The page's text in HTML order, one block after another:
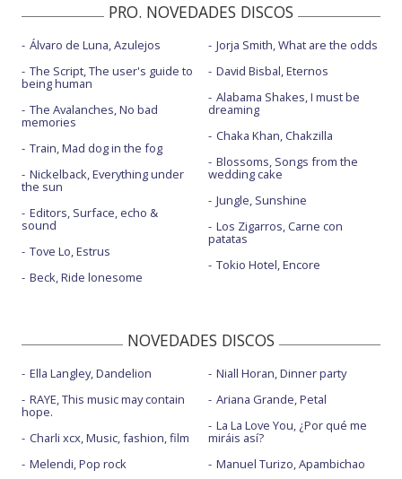
PRO. NOVEDADES DISCOS
Álvaro de Luna, Azulejos
The Script, The user's guide to
being human
The Avalanches, No bad
memories
Train, Mad dog in the fog
Nickelback, Everything under
the sun
Editors, Surface, echo &
sound
Tove Lo, Estrus
Beck, Ride lonesome
Jorja Smith, What are the odds
David Bisbal, Eternos
Alabama Shakes, I must be
dreaming
Chaka Khan, Chakzilla
Blossoms, Songs from the
wedding cake
Jungle, Sunshine
Los Zigarros, Carne con
patatas
Tokio Hotel, Encore
NOVEDADES DISCOS
Ella Langley, Dandelion
RAYE, This music may contain
hope.
Charli xcx, Music, fashion, film
Melendi, Pop rock
Niall Horan, Dinner party
Ariana Grande, Petal
La La Love You, ¿Por qué me
miráis así?
Manuel Turizo, Apambichao